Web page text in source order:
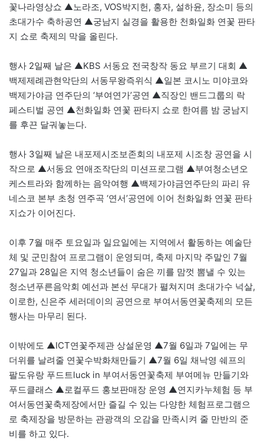
꽃나라영상쇼 ▲노라조, VOS박지헌, 홍자, 설하윤, 장소미 등의
초대가수 축하공연 ▲궁남지 실경을 활용한 천화일화 연꽃 판타
지 쇼로 축제의 막을 올린다.
행사 2일째 날은 ▲KBS 서동요 전국창작 동요 부르기 대회 ▲
백제제례관현악단의 서동무왕즉위식 ▲일본 코시노 미야코와
백제가야금 연주단의 ‘부여연가’공연 ▲직장인 밴드그룹의 락
페스티벌 공연 ▲천화일화 연꽃 판타지 쇼로 한여름 밤 궁남지
를 후끈 달궈놓는다.
행사 3일째 날은 내포제시조보존회의 내포제 시조창 공연을 시
작으로 ▲서동요 연애조작단의 미션프로그램 ▲부여청소년오
케스트라와 함께하는 음악여행 ▲백제가야금연주단의 파리 유
네스코 본부 초청 연주곡 ‘연서’공연에 이어 천화일화 연꽃 판타
지쇼가 이어진다.
이후 7월 매주 토요일과 일요일에는 지역에서 활동하는 예술단
체 및 군민참여 프로그램이 운영되며, 축제 마지막 주말인 7월
27일과 28일은 지역 청소년들이 숨은 끼를 맘껏 뽐낼 수 있는
청소년푸른음악회 예선과 본선 무대가 펼쳐지며 초대가수 넉살,
이로한, 신은주 세러데이의 공연으로 부여서동연꽃축제의 모든
행사는 마무리 된다.
이밖에도 ▲ICT연꽃주제관 상설운영 ▲7월 6일과 7일에는 무
더위를 날려줄 연꽃수박화채만들기 ▲7월 6일 채낙영 쉐프의
팔도유랑 푸드트luck in 부여서동연꽃축제 부여메뉴 만들기와
푸드클래스 ▲로컬푸드 홍보판매장 운영 ▲연지카누체험 등 부
여서동연꽃축제장에서만 즐길 수 있는 다양한 체험프로그램으
로 축제장을 방문하는 관광객의 오감을 만족시켜 줄 만반의 준
비를 하고 있다.